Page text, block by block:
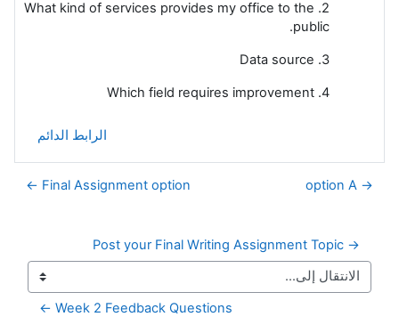
2. What kind of services provides my office to the
public.
3. Data source
4. Which field requires improvement
الرابط الدائم
→ option A
Final Assignment option ←
→ Post your Final Writing Assignment Topic
Week 2 Feedback Questions ←